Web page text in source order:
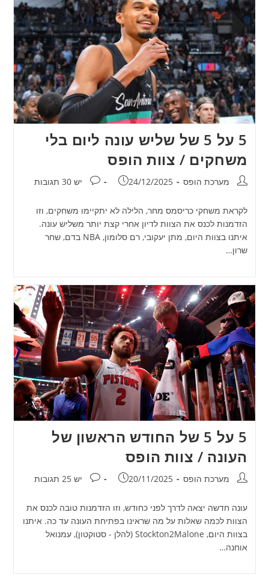
5 על 5 של שליש עונה ליום בלי
משחקים / צוות הופס
מחבר:מערכת הופס פורסם:
24/12/2025 תגובות:
יש 30 תגובות
לקראת משחקי כריסמס מחר, הלילה לא יתקיימו משחקים, וזו
הזדמנות לכנס את הצוות לדיון אחרי קצת יותר משליש עונה.
איתנו בצוות היום, מתן יעקובי, רם סלומון, NBA בדם, שחר
שרון…
5 על 5 של החודש הראשון של
העונה / צוות הופס
מחבר:מערכת הופס פורסם:
20/11/2025 תגובות:
יש 25 תגובות
עונה חדשה יצאה לדרך לפני כחודש, וזו הזדמנות טובה לכנס את
הצוות לכמה שאלות על מה שראינו בפתיחת העונה עד כה. איתנו
בצוות היום, Stockton2Malone (להלן - סטוקטון), עמנואל
אוחנה…